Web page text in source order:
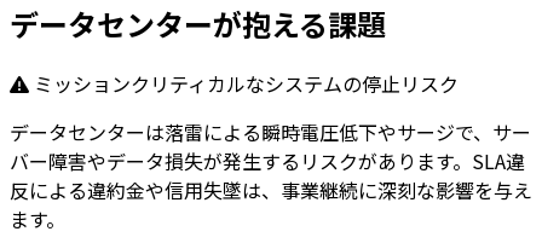
データセンターが抱える課題
ミッションクリティカルなシステムの停止リスク
データセンターは落雷による瞬時電圧低下やサージで、サー
バー障害やデータ損失が発生するリスクがあります。SLA違
反による違約金や信用失墜は、事業継続に深刻な影響を与え
ます。